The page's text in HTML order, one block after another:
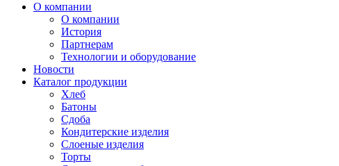
О компании
О компании
История
Партнерам
Технологии и оборудование
Новости
Каталог продукции
Хлеб
Батоны
Сдоба
Кондитерские изделия
Слоеные изделия
Торты